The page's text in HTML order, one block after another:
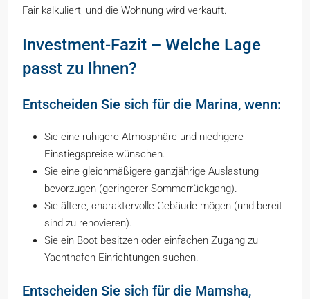
Fair kalkuliert, und die Wohnung wird verkauft.
Investment-Fazit – Welche Lage
passt zu Ihnen?
Entscheiden Sie sich für die Marina, wenn:
Sie eine ruhigere Atmosphäre und niedrigere
Einstiegspreise wünschen.
Sie eine gleichmäßigere ganzjährige Auslastung
bevorzugen (geringerer Sommerrückgang).
Sie ältere, charaktervolle Gebäude mögen (und bereit
sind zu renovieren).
Sie ein Boot besitzen oder einfachen Zugang zu
Yachthafen-Einrichtungen suchen.
Entscheiden Sie sich für die Mamsha,